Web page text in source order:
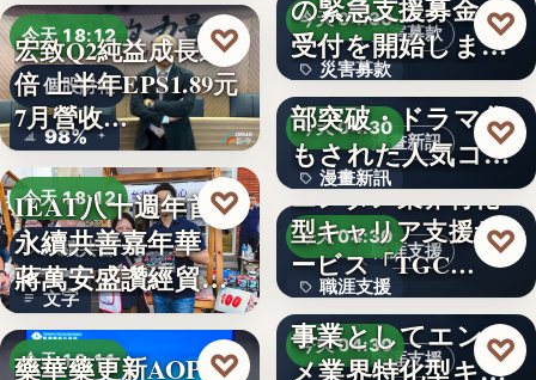
今天 18:12
個股財報
98%
宏致Q2純益成長近1
倍 上半年EPS1.89元
7月營收…
♡
今天 18:12
永續共善
文字
IEAT八十週年首辦
永續共善嘉年華
蔣萬安盛讚經貿公
益打…
♡
今天 18:11
藥華藥更新AOP仲
♡
60
災害募款
今天 04:30
災害募款
文字
の緊急支援募金の
受付を開始しまし
た
♡
漫畫新訊
今天 04:30
漫畫新訊
文字
シリーズ累計40万
部突破・ドラマ化
もされた人気コミ
ック！…
♡
職涯支援
今天 04:30
職涯支援
330,000
エンタメ業界特化
型キャリア支援サ
ービス「TGC…
♡
職涯支援
今天 04:30
W TOKYO、新規
事業としてエンタ
メ業界特化型キャ
♡